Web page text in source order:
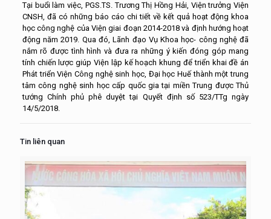
Tại buổi làm việc, PGS.TS. Trương Thị Hồng Hải, Viện trưởng Viện
CNSH, đã có những báo cáo chi tiết về kết quả hoạt động khoa
học công nghệ của Viện giai đoạn 2014-2018 và định hướng hoạt
động năm 2019. Qua đó, Lãnh đạo Vụ Khoa học- công nghệ đã
nắm rõ được tình hình và đưa ra những ý kiến đóng góp mang
tính chiến lược giúp Viện lập kế hoạch khung để triển khai đề án
Phát triển Viện Công nghệ sinh học, Đại học Huế thành một trung
tâm công nghệ sinh học cấp quốc gia tại miền Trung được Thủ
tướng Chính phủ phê duyệt tại Quyết định số 523/TTg ngày
14/5/2018.
Tin liên quan